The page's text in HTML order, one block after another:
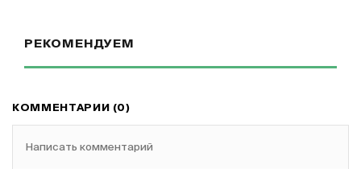
РЕКОМЕНДУЕМ
КОММЕНТАРИИ (0)
Написать комментарий